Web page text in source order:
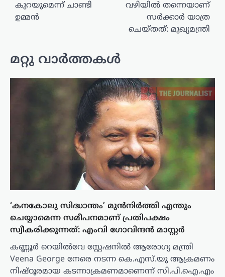
കുറയുമെന്ന് ചാണ്ടി
ഉമ്മൻ
വഴിയിൽ തന്നെയാണ്
സർക്കാർ യാത്ര
ചെയ്തത്: മുഖ്യമന്ത്രി
മറ്റു വാർത്തകൾ
‘കനകോലു സിദ്ധാന്തം’ മുൻനിർത്തി എന്തും
ചെയ്യാമെന്ന സമീപനമാണ് പ്രതിപക്ഷം
സ്വീകരിക്കുന്നത്: എംവി ഗോവിന്ദൻ മാസ്റ്റർ
കണ്ണൂർ റെയിൽവേ സ്റ്റേഷനിൽ ആരോഗ്യ മന്ത്രി
Veena George നേരെ നടന്ന കെ.എസ്.യു ആക്രമണം
നിഷ്ഠൂരമായ കടന്നാക്രമണമാണെന്ന് സി.പി.ഐ.എം